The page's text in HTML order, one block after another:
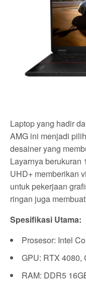
Laptop yang hadir
AMG ini menjadi
desainer yang
Layarnya berukuran
UHD+ memberikan
untuk pekerjaan
ringan juga
Spesifikasi Utama:
Prosesor: Intel
GPU: RTX 4080,
RAM: DDR5